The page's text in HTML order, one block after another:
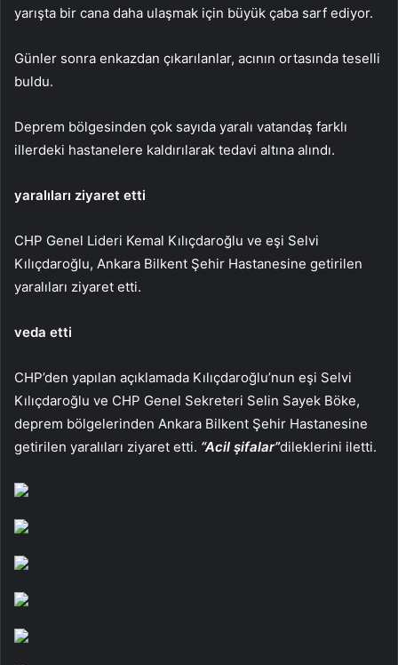
yarışta bir cana daha ulaşmak için büyük çaba sarf ediyor.
Günler sonra enkazdan çıkarılanlar, acının ortasında teselli
buldu.
Deprem bölgesinden çok sayıda yaralı vatandaş farklı
illerdeki hastanelere kaldırılarak tedavi altına alındı.
yaralıları ziyaret etti
CHP Genel Lideri Kemal Kılıçdaroğlu ve eşi Selvi
Kılıçdaroğlu, Ankara Bilkent Şehir Hastanesine getirilen
yaralıları ziyaret etti.
veda etti
CHP’den yapılan açıklamada Kılıçdaroğlu’nun eşi Selvi
Kılıçdaroğlu ve CHP Genel Sekreteri Selin Sayek Böke,
deprem bölgelerinden Ankara Bilkent Şehir Hastanesine
getirilen yaralıları ziyaret etti. “Acil şifalar”dileklerini iletti.